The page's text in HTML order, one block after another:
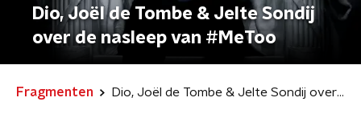
Dio, Joël de Tombe & Jelte Sondij
over de nasleep van #MeToo
Fragmenten Dio, Joël de Tombe & Jelte Sondij over de nasleep van #MeToo